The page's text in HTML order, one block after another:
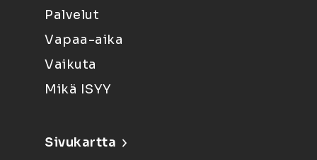
Palvelut
Vapaa-aika
Vaikuta
Mikä ISYY
Sivukartta